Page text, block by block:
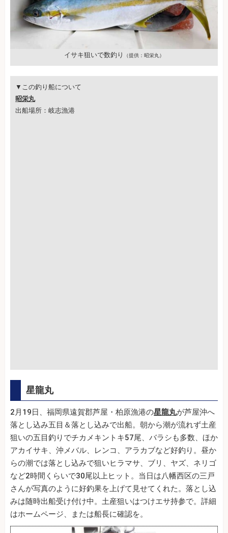
イサキ狙いで数釣り （提供：昭栄丸）
▼この釣り船について
昭栄丸
出船場所：岐志漁港
星龍丸
2月19日、福岡県遠賀郡芦屋・柏原漁港の星龍丸が芦屋沖へ
落とし込み五目＆落とし込みで出船。朝から潮が流れず土産
狙いの五目釣りでチカメキントキ57尾、バラシも多数、ほか
アカイサキ、沖メバル、レンコ、アラカブなど好釣り。昼か
らの潮では落とし込みで狙いヒラマサ、ブリ、ヤズ、ネリゴ
など2時間くらいで30尾以上ヒット。当日は八幡西区の三戸
さんが写真のように好釣果を上げて見せてくれた。落とし込
みは随時出船受け付け中。土産狙いはつけエサ持参で。詳細
はホームページ、または船長に確認を。